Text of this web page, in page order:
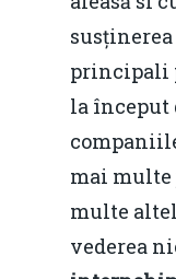
principali
la început
mai
multe
vederea